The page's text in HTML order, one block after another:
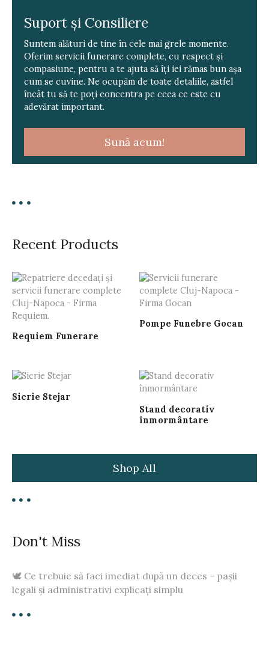
t
o
Suport și Consiliere
Suntem alături de tine în cele mai grele momente.
Oferim servicii funerare complete, cu respect și
compasiune, pentru a te ajuta să îți iei rămas bun așa
cum se cuvine. Ne ocupăm de toate detaliile, astfel
încât tu să te poți concentra pe ceea ce este cu
adevărat important.
Sună acum!
Recent Products
Requiem Funerare
Pompe Funebre Gocan
Sicrie Stejar
Stand decorativ
înmormântare
Shop All
Don't Miss
🕊️ Ce trebuie să faci imediat după un deces – pașii
legali și administrativi explicați simplu